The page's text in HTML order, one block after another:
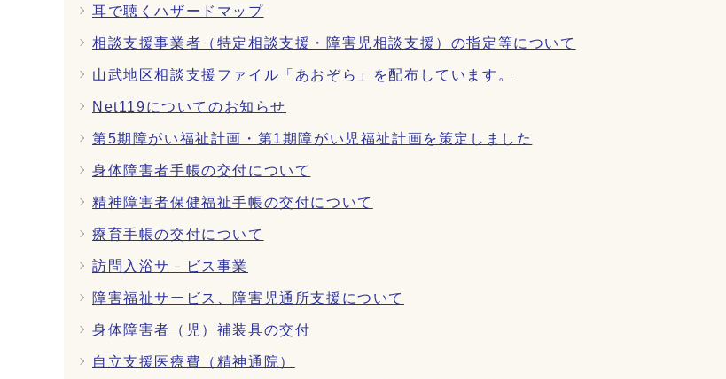
耳で聴くハザードマップ
相談支援事業者（特定相談支援・障害児相談支援）の指定等について
山武地区相談支援ファイル「あおぞら」を配布しています。
Net119についてのお知らせ
第5期障がい福祉計画・第1期障がい児福祉計画を策定しました
身体障害者手帳の交付について
精神障害者保健福祉手帳の交付について
療育手帳の交付について
訪問入浴サ－ビス事業
障害福祉サービス、障害児通所支援について
身体障害者（児）補装具の交付
自立支援医療費（精神通院）